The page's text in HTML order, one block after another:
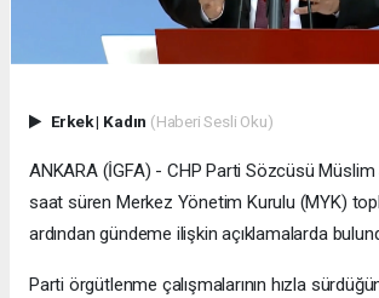
Erkek| Kadın (Haberi Sesli Oku)
ANKARA (İGFA) - CHP Parti Sözcüsü Müslim
saat süren Merkez Yönetim Kurulu (MYK)
ardından gündeme ilişkin açıklamalarda
Parti örgütlenme çalışmalarının hızla